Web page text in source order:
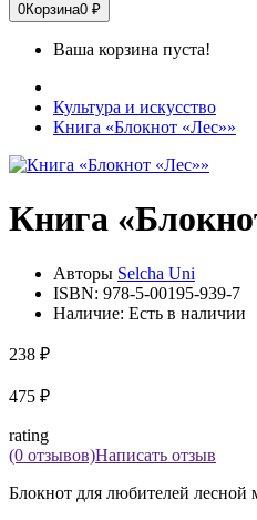
0Корзина0 ₽
Ваша корзина пуста!
Культура и искусство
Книга «Блокнот «Лес»»
Книга
Авторы Selcha Uni
ISBN: 978-5-00195-939-7
Наличие: Есть в наличии
238 ₽
475 ₽
rating
(0 отзывов)Написать отзыв
Блокнот для любителей лесной